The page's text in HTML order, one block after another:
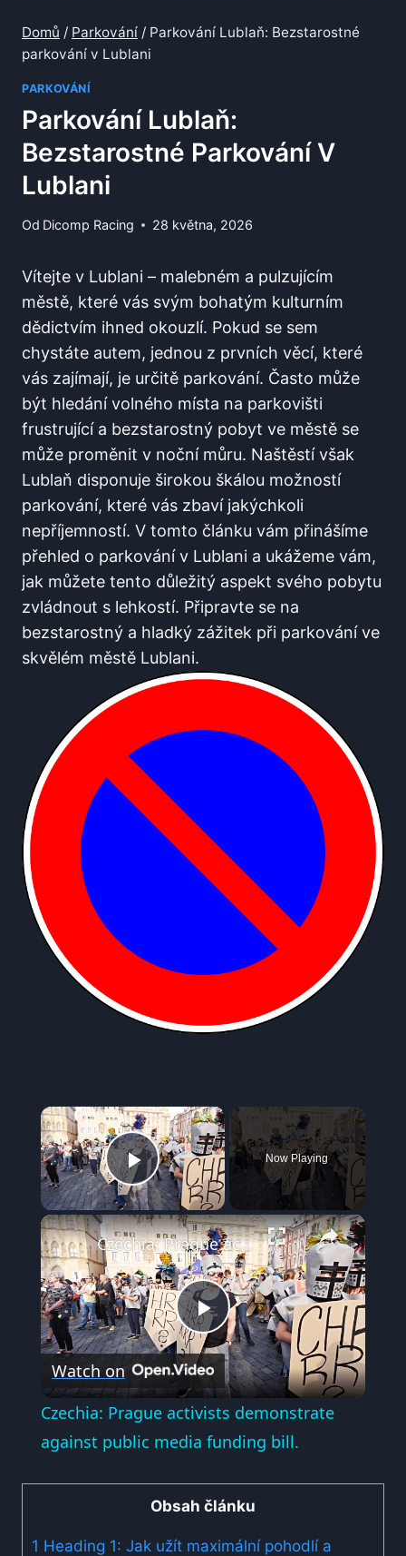
Domů / Parkování / Parkování Lublaň: Bezstarostné
parkování v Lublani
PARKOVÁNÍ
Parkování Lublaň:
Bezstarostné Parkování V
Lublani
Od Dicomp Racing 28 května, 2026
Vítejte v Lublani – malebném a pulzujícím
městě, které vás svým bohatým kulturním
dědictvím ihned okouzlí. Pokud se sem
chystáte autem, jednou z prvních věcí, které
vás zajímají, je určitě parkování. Často může
být hledání volného místa na parkovišti
frustrující a bezstarostný pobyt ve městě se
může proměnit v noční můru. Naštěstí však
Lublaň disponuje širokou škálou možností
parkování, které vás zbaví jakýchkoli
nepříjemností. V tomto článku vám přinášíme
přehled o parkování v Lublani a ukážeme vám,
jak můžete tento důležitý aspekt svého pobytu
zvládnout s lehkostí. Připravte se na
bezstarostný a hladký zážitek při parkování ve
skvělém městě Lublani.
×
Play Video
Now Playing
×
Play
Video
Czechia: Prague activists demonstrate against public media funding bill.
Watch on
Czechia: Prague activists demonstrate
against public media funding bill.
Obsah článku
1 Heading 1: Jak užít maximální pohodlí a